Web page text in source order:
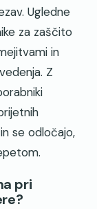
Ugledne
za zaščito
in
Z
se odločajo,
pri